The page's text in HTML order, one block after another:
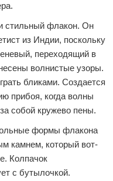
стильный флакон. Он
из Индии, поскольку
переходящий в
волнистые узоры.
бликами. Создается
прибоя, когда волны
собой кружево пены.
формы флакона
камнем, который вот-
Колпачок
с бутылочкой.